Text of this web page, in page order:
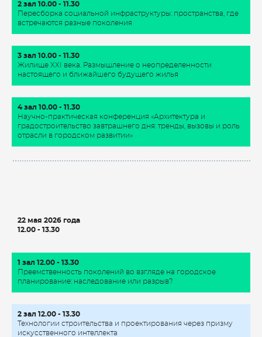
2 зал 10.00 - 11.30
Пересборка социальной инфраструктуры: пространства, где
встречаются разные поколения
3 зал 10.00 - 11.30
Жилище XXI века. Размышление о неопределенности
настоящего и ближайшего будущего жилья
4 зал 10.00 - 11.30
Научно-практическая конференция «Архитектура и
градостроительство завтрашнего дня: тренды, вызовы и роль
отрасли в городском развитии»
22 мая 2026 года
12.00 - 13.30
1 зал 12.00 - 13.30
Преемственность поколений во взгляде на городское
планирование: наследование или разрыв?
2 зал 12.00 - 13.30
Технологии строительства и проектирования через призму
искусственного интеллекта